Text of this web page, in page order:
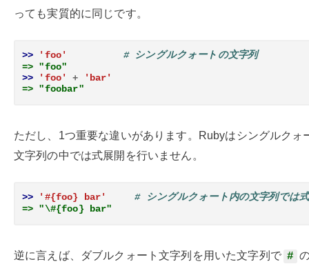
っても実質的に同じです。
>> 'foo'
# シングルクォートの文字列
=> "foo"
>>
'foo' +
'bar'
=> "foobar"
ただし、1つ重要な違いがあります。Rubyはシングルクォ
文字列の中では式展開を行いません。
>> '#{foo} bar'
# シングルクォート内の文字列では
=> "\#{foo} bar"
逆に言えば、ダブルクォート文字列を用いた文字列で #